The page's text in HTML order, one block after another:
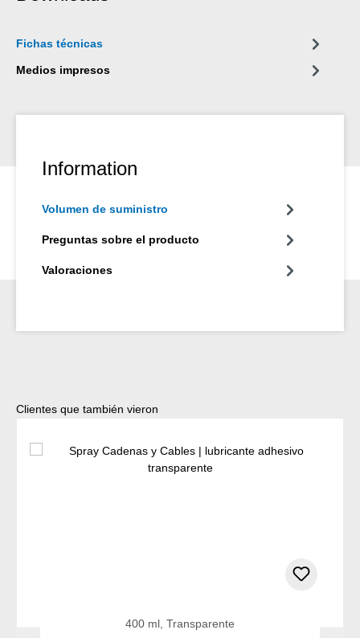
Fichas técnicas
Medios impresos
Information
Volumen de suministro
Preguntas sobre el producto
Valoraciones
Omitir la galería de productos
Clientes que también vieron
400 ml, Transparente